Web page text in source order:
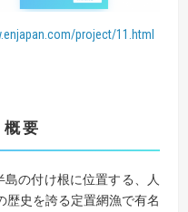
project/11.html
要
の付け根に位置する、人
歴史を誇る定置網漁で有名